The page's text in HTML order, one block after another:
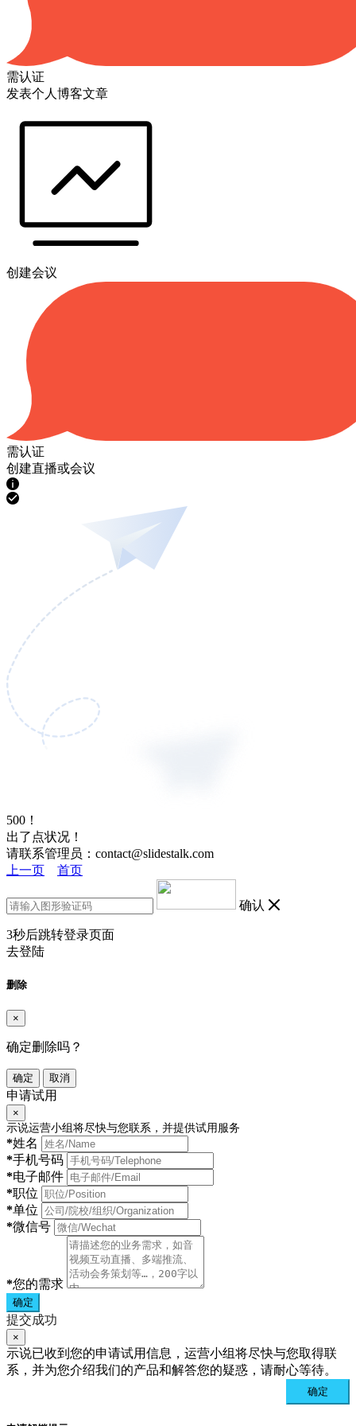
需认证
发表个人博客文章
创建会议
需认证
创建直播或会议
500！
出了点状况！
请联系管理员：contact@slidestalk.com
上一页
首页
确认
3秒后跳转登录页面
去登陆
删除
×
确定删除吗？
确定 取消
申请试用
×
示说运营小组将尽快与您联系，并提供试用服务
*姓名
*手机号码
*电子邮件
*职位
*单位
*微信号
*您的需求
确定
提交成功
×
示说已收到您的申请试用信息，运营小组将尽快与您取得联
系，并为您介绍我们的产品和解答您的疑惑，请耐心等待。
确定